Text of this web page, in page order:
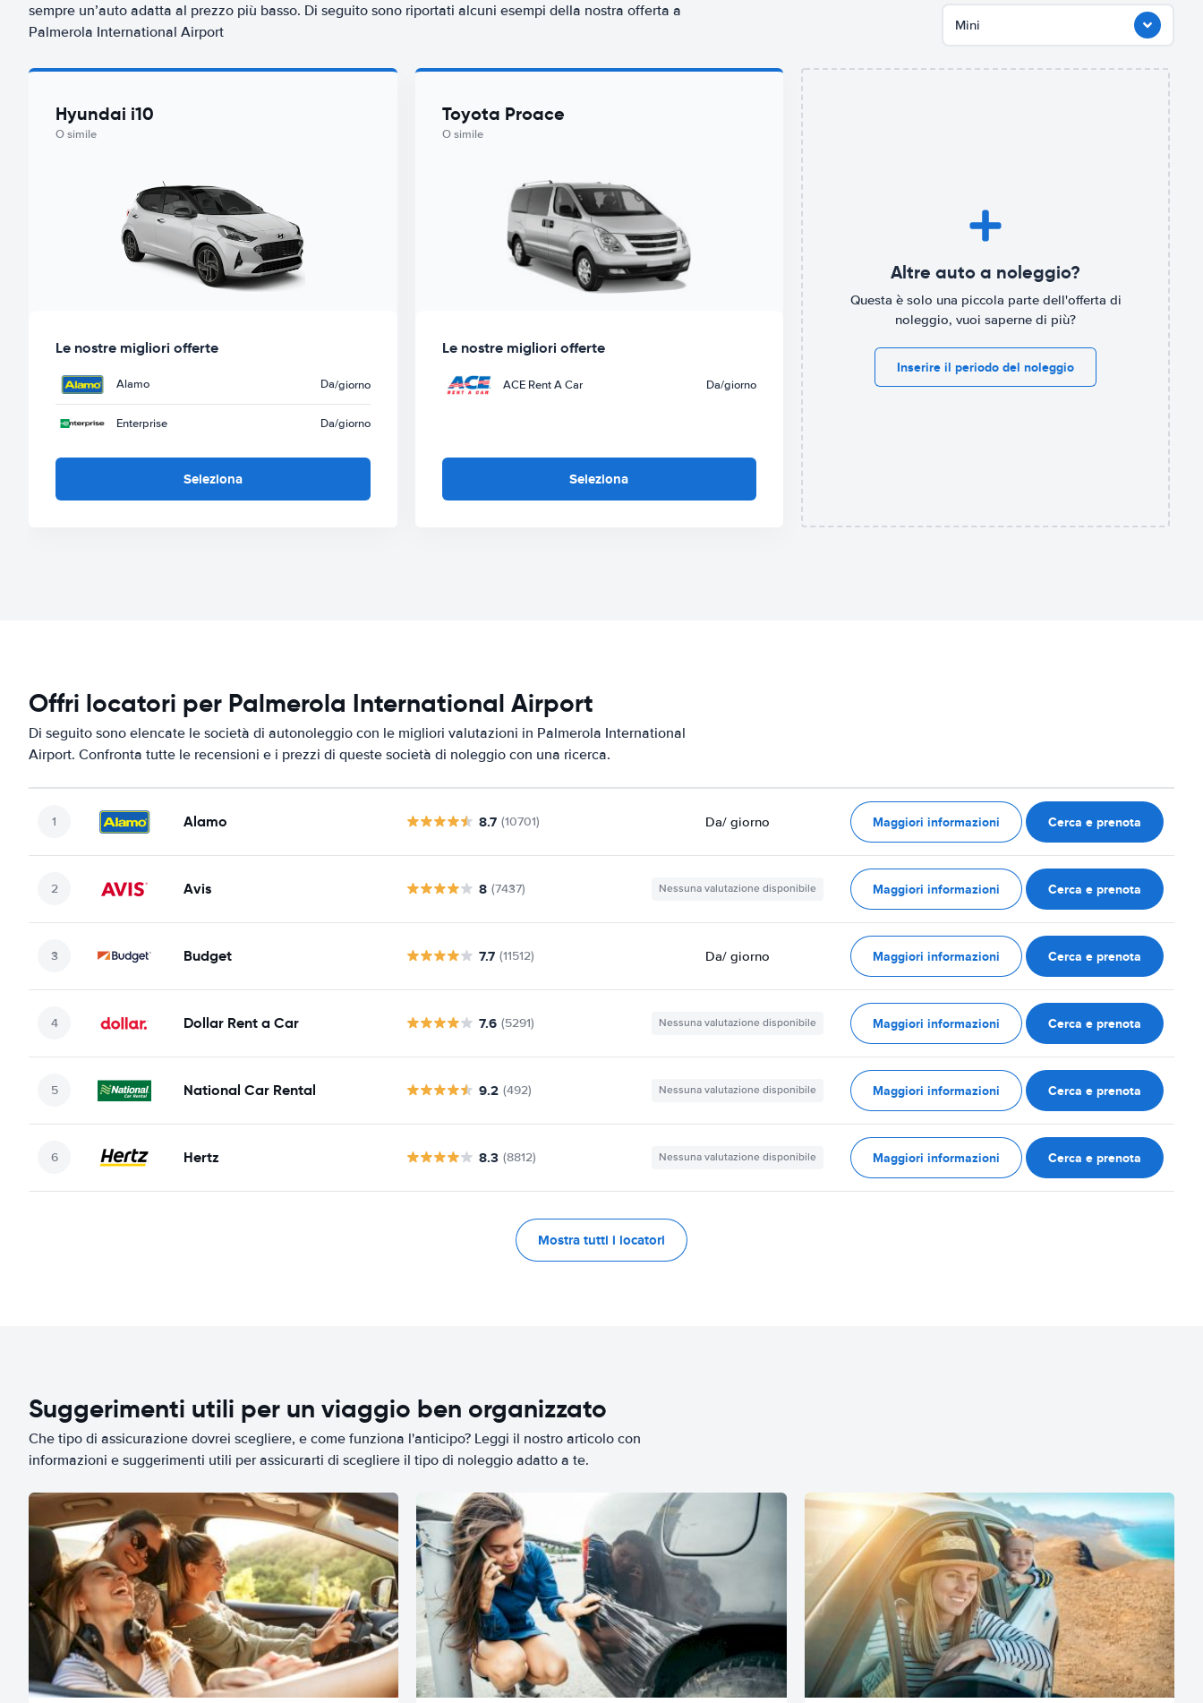
sempre un’auto adatta al prezzo più basso. Di seguito sono riportati alcuni esempi della nostra offerta a
Palmerola International Airport
Mini
Hyundai i10
O simile
Le nostre migliori offerte
Alamo Da/giorno
Enterprise Da/giorno
Seleziona
Toyota Proace
O simile
Le nostre migliori offerte
ACE Rent A Car Da/giorno
Seleziona
Altre auto a noleggio?
Questa è solo una piccola parte dell'offerta di
noleggio, vuoi saperne di più?
Inserire il periodo del noleggio
Offri locatori per Palmerola International Airport
Di seguito sono elencate le società di autonoleggio con le migliori valutazioni in Palmerola International
Airport. Confronta tutte le recensioni e i prezzi di queste società di noleggio con una ricerca.
Alamo 8.7 (10701) Da/ giorno Maggiori informazioni Cerca e prenota
Avis 8 (7437) Nessuna valutazione disponibile Maggiori informazioni Cerca e prenota
Budget 7.7 (11512) Da/ giorno Maggiori informazioni Cerca e prenota
Dollar Rent a Car 7.6 (5291) Nessuna valutazione disponibile Maggiori informazioni Cerca e prenota
National Car Rental 9.2 (492) Nessuna valutazione disponibile Maggiori informazioni Cerca e prenota
Hertz 8.3 (8812) Nessuna valutazione disponibile Maggiori informazioni Cerca e prenota
Mostra tutti i locatori
Suggerimenti utili per un viaggio ben organizzato
Che tipo di assicurazione dovrei scegliere, e come funziona l'anticipo? Leggi il nostro articolo con
informazioni e suggerimenti utili per assicurarti di scegliere il tipo di noleggio adatto a te.